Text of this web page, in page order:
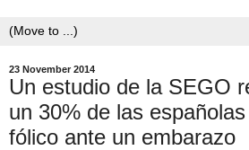
23 November 2014
Un estudio de la SEGO
un 30% de las
fólico ante un embarazo